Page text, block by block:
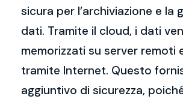
sicura per l’archiviazione e la
dati. Tramite il cloud, i dati
memorizzati su server remoti
tramite Internet. Questo
aggiuntivo di sicurezza,